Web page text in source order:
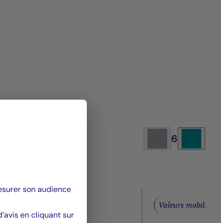
6
Valeurs mobilières
son audience
en cliquant sur